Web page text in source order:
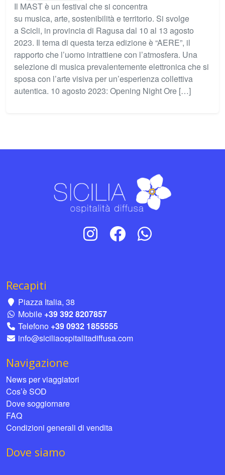
Il MAST è un festival che si concentra
su musica, arte, sostenibilità e territorio. Si svolge
a Scicli, in provincia di Ragusa dal 10 al 13 agosto
2023. Il tema di questa terza edizione è “AERE”, il
rapporto che l’uomo intrattiene con l’atmosfera. Una
selezione di musica prevalentemente elettronica che si
sposa con l’arte visiva per un’esperienza collettiva
autentica. 10 agosto 2023: Opening Night Ore […]
Recapiti
Piazza Italia, 38
Mobile +39 392 8207857
Telefono +39 0932 1855555
info@siciliaospitalitadiffusa.com
Navigazione
News per viaggiatori
Cos’è SOD
Dove soggiornare
FAQ
Condizioni generali di vendita
Dove siamo